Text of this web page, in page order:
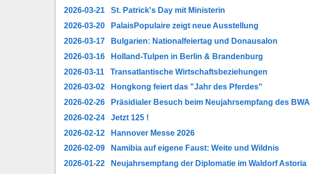
2026-03-21 St. Patrick's Day mit Ministerin
2026-03-20 PalaisPopulaire zeigt neue Ausstellung
2026-03-17 Bulgarien: Nationalfeiertag und Donausalon
2026-03-16 Holland-Tulpen in Berlin & Brandenburg
2026-03-11 Transatlantische Wirtschaftsbeziehungen
2026-03-02 Hongkong feiert das "Jahr des Pferdes"
2026-02-26 Präsidialer Besuch beim Neujahrsempfang des BWA
2026-02-24 Jetzt 125 !
2026-02-12 Hannover Messe 2026
2026-02-09 Namibia auf eigene Faust: Weite und Wildnis
2026-01-22 Neujahrsempfang der Diplomatie im Waldorf Astoria